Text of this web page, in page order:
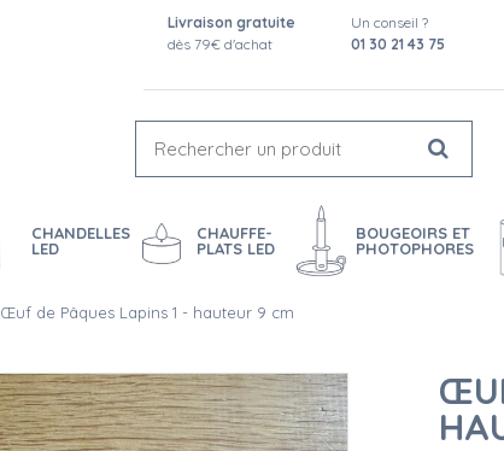
Livraison gratuite
dès 79€ d'achat
Un conseil ?
01 30 21 43 75
CHANDELLES
LED
CHAUFFE-
PLATS LED
BOUGEOIRS ET
PHOTOPHORES
Œuf de Pâques Lapins 1 - hauteur 9 cm